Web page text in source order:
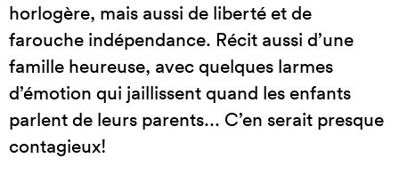
horlogère, mais aussi de liberté et de
farouche indépendance. Récit aussi d’une
famille heureuse, avec quelques larmes
d’émotion qui jaillissent quand les enfants
parlent de leurs parents... C’en serait presque
contagieux!